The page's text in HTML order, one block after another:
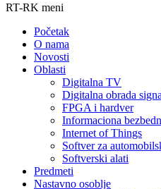
RT-RK meni
Početak
O nama
Novosti
Oblasti
Digitalna TV
Digitalna obrada
FPGA i hardver
Informaciona
Internet of Things
Softver za
Softverski alati
Predmeti
Nastavno osoblje